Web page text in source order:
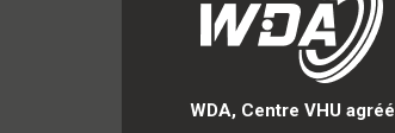
WDA, Centre VHU agréé